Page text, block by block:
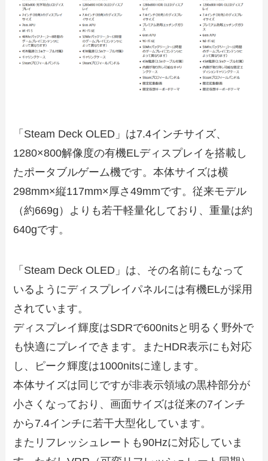
「Steam Deck OLED」は7.4インチサイズ、
1280×800解像度の有機ELディスプレイを搭載し
たポータブルゲーム機です。本体サイズは横
298mm×縦117mm×厚さ49mmです。従来モデル
（約669g）よりも若干軽量化しており、重量は約
640gです。
「Steam Deck OLED」は、その名前にもなって
いるようにディスプレイパネルには有機ELが採用
されています。
ディスプレイ輝度はSDRで600nitsと明るく野外で
も快適にプレイできます。またHDR表示にも対応
し、ピーク輝度は1000nitsに達します。
本体サイズは同じですが非表示領域の黒枠部分が
小さくなっており、画面サイズは従来の7インチ
から7.4インチに若干大型化しています。
またリフレッシュレートも90Hzに対応していま